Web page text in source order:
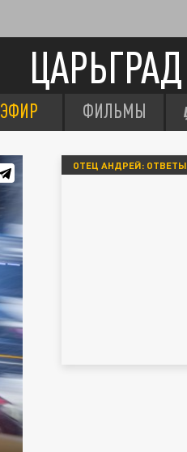
ЦАРЬГРАД
ЭФИР ФИЛЬМЫ
ОТЕЦ АНДРЕЙ: ОТВЕТЫ